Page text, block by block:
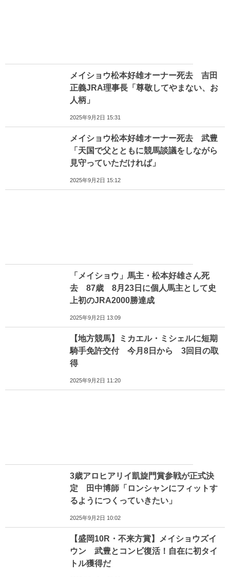
メイショウ松本好雄オーナー死去 吉田
正義JRA理事長「尊敬してやまない、お
人柄」
2025年9月2日 15:31
メイショウ松本好雄オーナー死去 武豊
「天国で父とともに競馬談議をしながら
見守っていただければ」
2025年9月2日 15:12
「メイショウ」馬主・松本好雄さん死
去 87歳 8月23日に個人馬主として史
上初のJRA2000勝達成
2025年9月2日 13:09
【地方競馬】ミカエル・ミシェルに短期
騎手免許交付 今月8日から 3回目の取
得
2025年9月2日 11:20
3歳アロヒアリイ凱旋門賞参戦が正式決
定 田中博師「ロンシャンにフィットす
るようにつくっていきたい」
2025年9月2日 10:02
【盛岡10R・不来方賞】メイショウズイ
ウン 武豊とコンビ復活！自在に初タイ
トル獲得だ